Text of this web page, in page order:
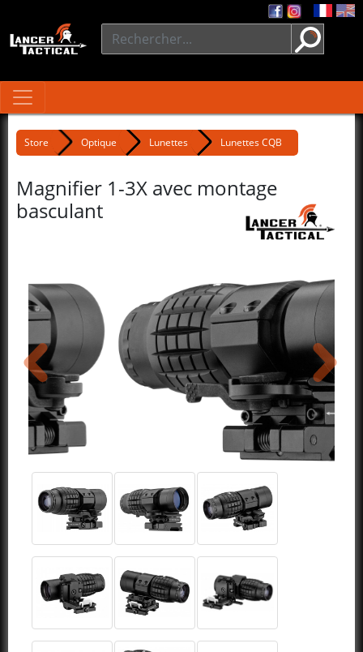
Store Optique Lunettes Lunettes CQB
Magnifier 1-3X avec montage
basculant
précédent suivant